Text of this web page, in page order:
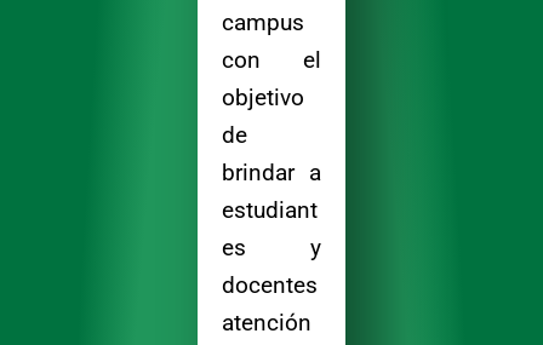
campus
con el
objetivo
de
brindar a
estudiant
es y
docentes
atención